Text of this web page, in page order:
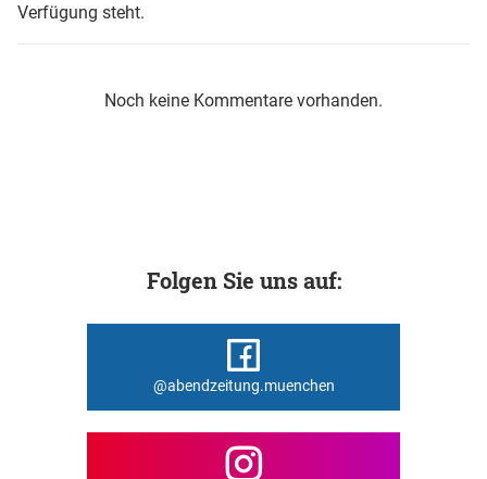
Verfügung steht.
Noch keine Kommentare vorhanden.
Folgen Sie uns auf:
@abendzeitung.muenchen